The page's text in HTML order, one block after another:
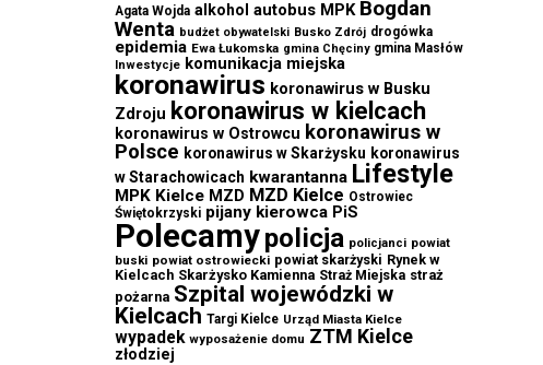
Agata Wojda alkohol autobus MPK Bogdan
Wenta budżet obywatelski Busko Zdrój drogówka
epidemia Ewa Łukomska gmina Chęciny gmina Masłów
Inwestycje komunikacja miejska
koronawirus koronawirus w Busku
Zdroju koronawirus w kielcach
koronawirus w Ostrowcu koronawirus w
Polsce koronawirus w Skarżysku koronawirus
w Starachowicach kwarantanna Lifestyle
MPK Kielce MZD MZD Kielce Ostrowiec
Świętokrzyski pijany kierowca PiS
Polecamypolicja policjanci powiat
buski powiat ostrowiecki powiat skarżyski Rynek w
Kielcach Skarżysko Kamienna Straż Miejska straż
pożarna Szpital wojewódzki w
Kielcach Targi Kielce Urząd Miasta Kielce
wypadek wyposażenie domu ZTM Kielce
złodziej